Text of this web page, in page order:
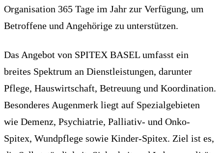
Organisation 365 Tage im Jahr zur Verfügung, um
Betroffene und Angehörige zu unterstützen.
Das Angebot von SPITEX BASEL umfasst ein
breites Spektrum an Dienstleistungen, darunter
Pflege, Hauswirtschaft, Betreuung und Koordination.
Besonderes Augenmerk liegt auf Spezialgebieten
wie Demenz, Psychiatrie, Palliativ- und Onko-
Spitex, Wundpflege sowie Kinder-Spitex. Ziel ist es,